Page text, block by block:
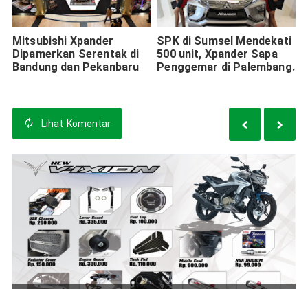
Mitsubishi Xpander
Dipamerkan Serentak di
Bandung dan Pekanbaru
SPK di Sumsel Mendekati
500 unit, Xpander Sapa
Penggemar di Palembang.
Lihat Komentar